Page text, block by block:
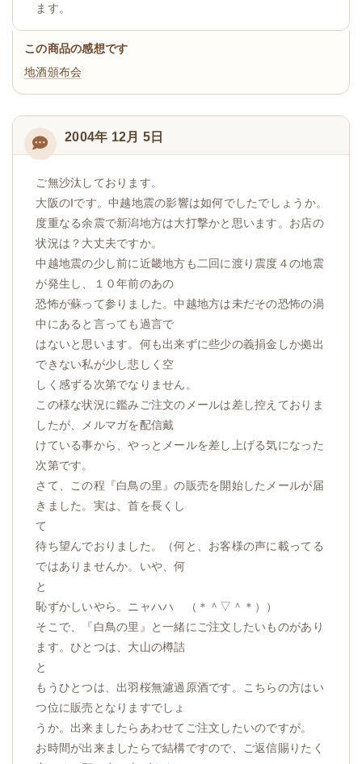
ます。
この商品の感想です
地酒頒布会
2004年 12月 5日
ご無沙汰しております。
大阪のIです。中越地震の影響は如何でしたでしょうか。
度重なる余震で新潟地方は大打撃かと思います。お店の
状況は？大丈夫ですか。
中越地震の少し前に近畿地方も二回に渡り震度４の地震
が発生し、１０年前のあの
恐怖が蘇って参りました。中越地方は未だその恐怖の渦
中にあると言っても過言で
はないと思います。何も出来ずに些少の義捐金しか拠出
できない私が少し悲しく空
しく感ずる次第でなりません。
この様な状況に鑑みご注文のメールは差し控えておりま
したが、メルマガを配信戴
けている事から、やっとメールを差し上げる気になった
次第です。
さて、この程『白鳥の里』の販売を開始したメールが届
きました。実は、首を長くし
て
待ち望んでおりました。（何と、お客様の声に載ってる
ではありませんか。いや、何
と
恥ずかしいやら。ニャハハ （＊＾▽＾＊））
そこで、『白鳥の里』と一緒にご注文したいものがあり
ます。ひとつは、大山の樽詰
と
もうひとつは、出羽桜無濾過原酒です。こちらの方はい
つ位に販売となりますでしょ
うか。出来ましたらあわせてご注文したいのですが。
お時間が出来ましたらで結構ですので、ご返信賜りたく